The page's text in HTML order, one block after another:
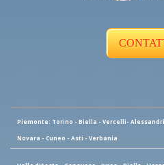
Piemonte: Torino - Biella - Vercelli-
Novara - Cuneo - Asti - Verbania